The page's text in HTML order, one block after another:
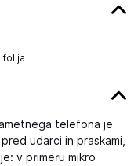
folija
telefona je
udarci in praskami,
v primeru mikro